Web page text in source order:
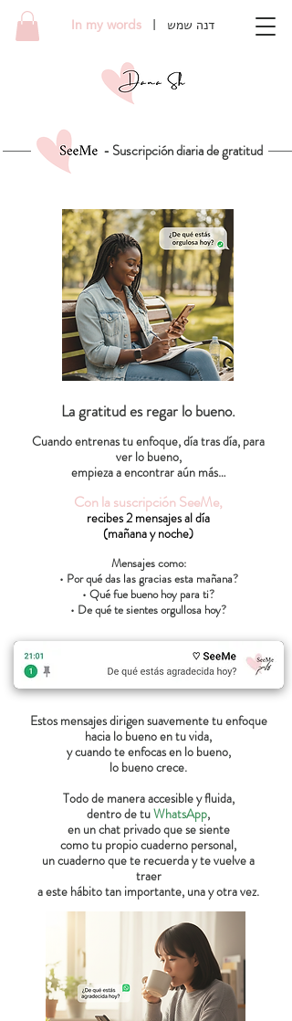
In my words | דנה שמש
- Suscripción diaria de gratitud
La gratitud es regar lo bueno.
Cuando entrenas tu enfoque, día tras día, para
ver lo bueno,
empieza a encontrar aún más…
Con la suscripción SeeMe,
recibes 2 mensajes al día
(mañana y noche)
Mensajes como:
• Por qué das las gracias esta mañana?
• Qué fue bueno hoy para ti?
• De qué te sientes orgullosa hoy?
Estos mensajes dirigen suavemente tu enfoque
hacia lo bueno en tu vida,
y cuando te enfocas en lo bueno,
lo bueno crece.
Todo de manera accesible y fluida,
dentro de tuWhatsApp,
en un chat privado que se siente
como tu propio cuaderno personal,
un cuaderno que te recuerda y te vuelve a
traer
a este hábito tan importante, una y otra vez.